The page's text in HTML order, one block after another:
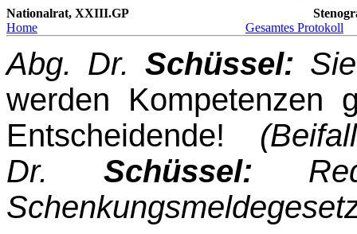
Nationalrat, XXIII.GP
Home
Gesamtes Protokoll
Abg. Dr.Schüssel:
werden Kompetenzen
Entscheidende!
Dr. Schüssel: